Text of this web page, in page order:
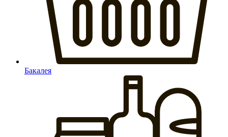
Бакалея